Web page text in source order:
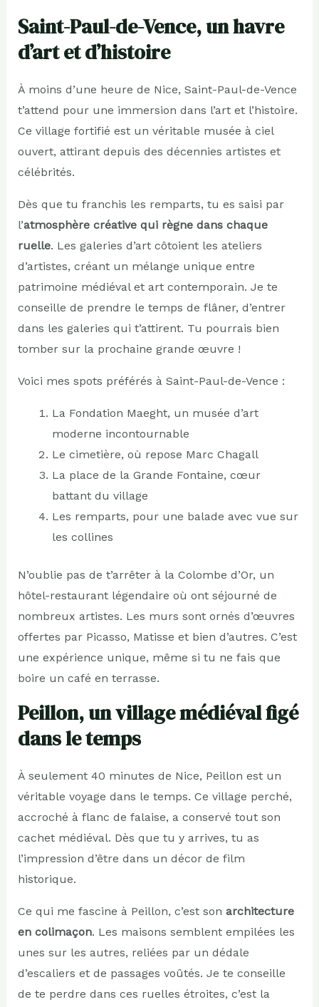
Saint-Paul-de-Vence, un havre
d’art et d’histoire
À moins d’une heure de Nice, Saint-Paul-de-Vence
t’attend pour une immersion dans l’art et l’histoire.
Ce village fortifié est un véritable musée à ciel
ouvert, attirant depuis des décennies artistes et
célébrités.
Dès que tu franchis les remparts, tu es saisi par
l’atmosphère créative qui règne dans chaque
ruelle. Les galeries d’art côtoient les ateliers
d’artistes, créant un mélange unique entre
patrimoine médiéval et art contemporain. Je te
conseille de prendre le temps de flâner, d’entrer
dans les galeries qui t’attirent. Tu pourrais bien
tomber sur la prochaine grande œuvre !
Voici mes spots préférés à Saint-Paul-de-Vence :
La Fondation Maeght, un musée d’art
moderne incontournable
Le cimetière, où repose Marc Chagall
La place de la Grande Fontaine, cœur
battant du village
Les remparts, pour une balade avec vue sur
les collines
N’oublie pas de t’arrêter à la Colombe d’Or, un
hôtel-restaurant légendaire où ont séjourné de
nombreux artistes. Les murs sont ornés d’œuvres
offertes par Picasso, Matisse et bien d’autres. C’est
une expérience unique, même si tu ne fais que
boire un café en terrasse.
Peillon, un village médiéval figé
dans le temps
À seulement 40 minutes de Nice, Peillon est un
véritable voyage dans le temps. Ce village perché,
accroché à flanc de falaise, a conservé tout son
cachet médiéval. Dès que tu y arrives, tu as
l’impression d’être dans un décor de film
historique.
Ce qui me fascine à Peillon, c’est son architecture
en colimaçon. Les maisons semblent empilées les
unes sur les autres, reliées par un dédale
d’escaliers et de passages voûtés. Je te conseille
de te perdre dans ces ruelles étroites, c’est la